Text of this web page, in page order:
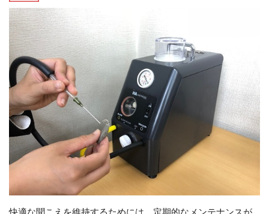
快適な聞こえを維持するためには、定期的なメンテナンスが